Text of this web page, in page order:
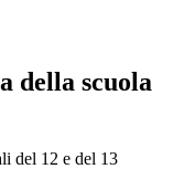
della scuola
del 12 e del 13